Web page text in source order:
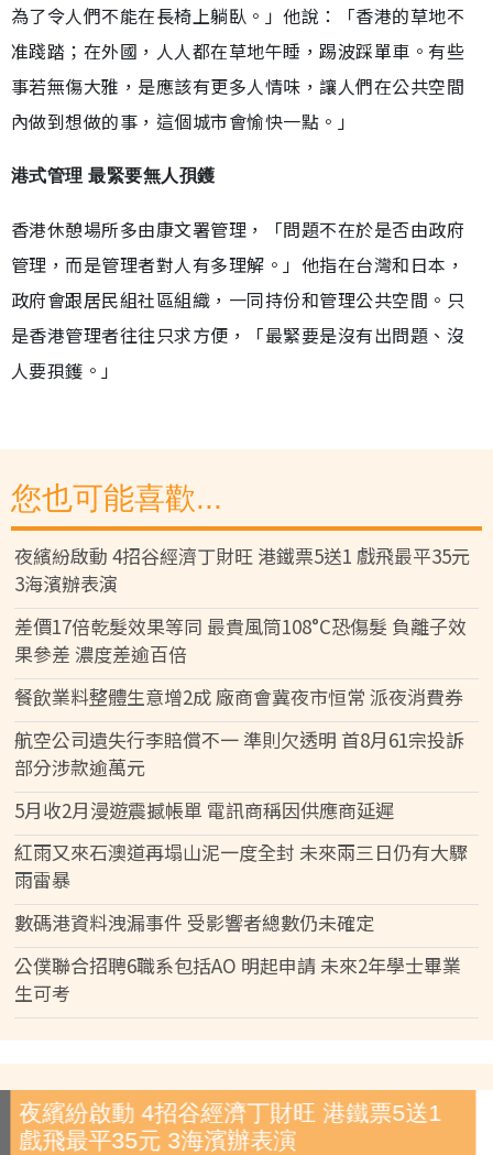
為了令人們不能在長椅上躺臥。」他說：「香港的草地不
准踐踏；在外國，人人都在草地午睡，踢波踩單車。有些
事若無傷大雅，是應該有更多人情味，讓人們在公共空間
內做到想做的事，這個城市會愉快一點。」
港式管理 最緊要無人孭鑊
香港休憩場所多由康文署管理，「問題不在於是否由政府
管理，而是管理者對人有多理解。」他指在台灣和日本，
政府會跟居民組社區組織，一同持份和管理公共空間。只
是香港管理者往往只求方便，「最緊要是沒有出問題、沒
人要孭鑊。」
您也可能喜歡...
夜繽紛啟動 4招谷經濟丁財旺 港鐵票5送1 戲飛最平35元
3海濱辦表演
差價17倍乾髮效果等同 最貴風筒108°C恐傷髮 負離子效
果參差 濃度差逾百倍
餐飲業料整體生意增2成 廠商會冀夜市恒常 派夜消費券
航空公司遺失行李賠償不一 準則欠透明 首8月61宗投訴
部分涉款逾萬元
5月收2月漫遊震撼帳單 電訊商稱因供應商延遲
紅雨又來石澳道再塌山泥一度全封 未來兩三日仍有大驟
雨雷暴
數碼港資料洩漏事件 受影響者總數仍未確定
公僕聯合招聘6職系包括AO 明起申請 未來2年學士畢業
生可考